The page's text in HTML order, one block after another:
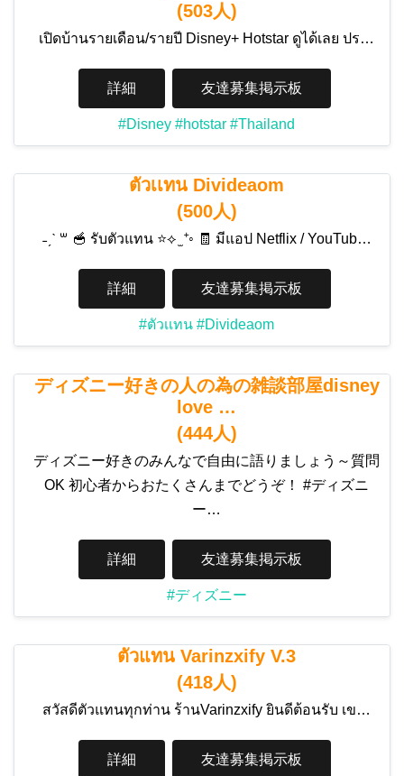
(503人)
เปิดบ้านรายเดือน/รายปี Disney+ Hotstar ดูได้เลย ปร…
詳細 友達募集掲示板
#Disney #hotstar #Thailand
ตัวเเทน Divideaom
(500人)
˗ˏˋ ꒳ 🥣 รับตัวแทน ⭐⟡ ̫ ⁺◦ 🧾 มีแอป Netflix / YouTub…
詳細 友達募集掲示板
#ตัวเเทน #Divideaom
ディズニー好きの人の為の雑談部屋disney
love …
(444人)
ディズニー好きのみんなで自由に語りましょう～質問
OK 初心者からおたくさんまでどうぞ！ #ディズニ
ー…
詳細 友達募集掲示板
#ディズニー
ตัวแทน Varinzxify V.3
(418人)
สวัสดีตัวแทนทุกท่าน ร้านVarinzxify ยินดีต้อนรับ เข…
詳細 友達募集掲示板